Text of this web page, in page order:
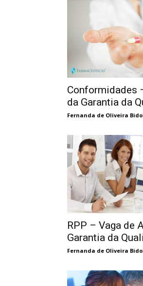
Conformidades
da Garantia da
Fernanda de Oliveira
RPP – Vaga de
Garantia da
Fernanda de Oliveira